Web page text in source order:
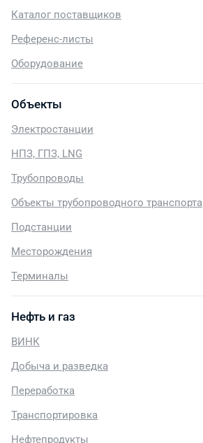
Каталог поставщиков
Референс-листы
Оборудование
Объекты
Электростанции
НПЗ, ГПЗ, LNG
Трубопроводы
Объекты трубопроводного транспорта
Подстанции
Месторождения
Терминалы
Нефть и газ
ВИНК
Добыча и разведка
Переработка
Транспортировка
Нефтепродукты